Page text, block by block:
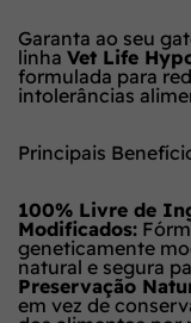
Garanta ao seu
linha Vet Life
formulada para
intolerâncias
Principais
100% Livre de
Modificados:
geneticamente
natural e segura
Preservação
em vez de